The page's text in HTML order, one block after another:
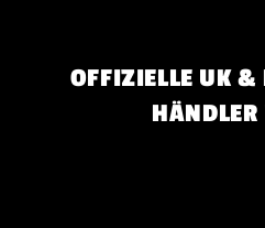
OFFIZIELLE UK &